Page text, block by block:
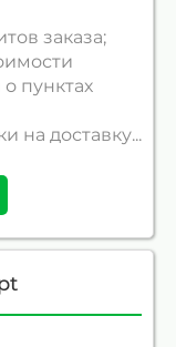
заказа;
пунктах
на доставку...